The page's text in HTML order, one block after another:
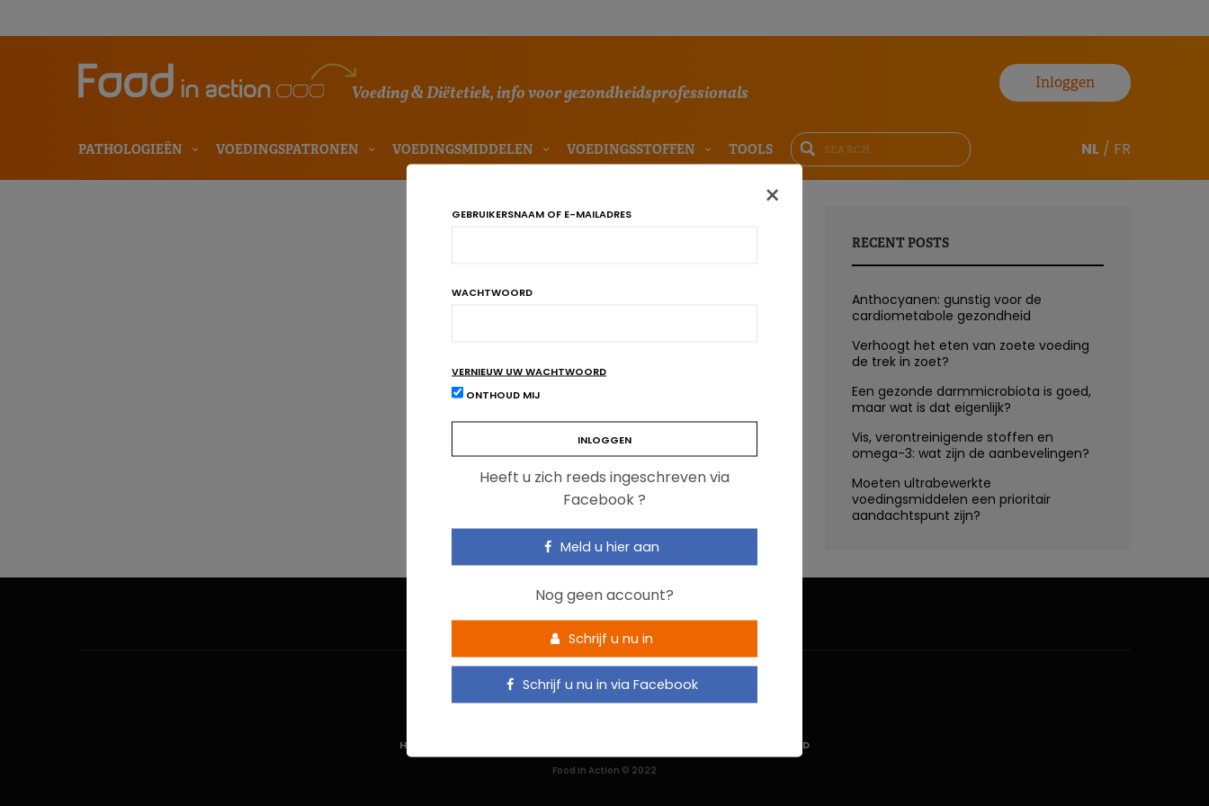
Voeding & Diëtetiek, info voor gezondheidsprofessionals
Inloggen
PATHOLOGIEËN VOEDINGSPATRONEN VOEDINGSMIDDELEN VOEDINGSSTOFFEN TOOLS NL / FR
RECENT POSTS
Anthocyanen: gunstig voor de
cardiometabole gezondheid
Verhoogt het eten van zoete voeding
de trek in zoet?
Een gezonde darmmicrobiota is goed,
maar wat is dat eigenlijk?
Vis, verontreinigende stoffen en
omega-3: wat zijn de aanbevelingen?
Moeten ultrabewerkte
voedingsmiddelen een prioritair
aandachtspunt zijn?
×
GEBRUIKERSNAAM OF E-MAILADRES
WACHTWOORD
VERNIEUW UW WACHTWOORD
ONTHOUD MIJ
Heeft u zich reeds ingeschreven via
Facebook ?
Meld u hier aan
Nog geen account?
Schrijf u nu in
Schrijf u nu in via Facebook
HOME PRIVACYBELEID
Food In Action © 2022